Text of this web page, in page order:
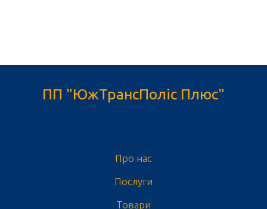
ПП "ЮжТрансПоліс Плюс"
Про нас
Послуги
Товари